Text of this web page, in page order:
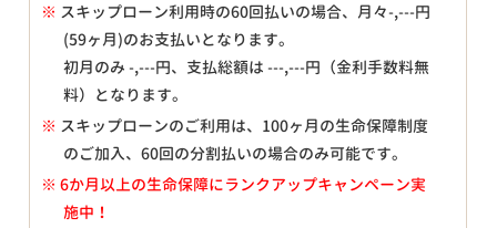
※ スキップローン利用時の60回払いの場合、月々-,---円
(59ヶ月)のお支払いとなります。
初月のみ-,---円、支払総額は---,---円（金利手数料無
料）となります。
※ スキップローンのご利用は、100ヶ月の生命保障制度
のご加入、60回の分割払いの場合のみ可能です。
※ 6か月以上の生命保障にランクアップキャンペーン実
施中！